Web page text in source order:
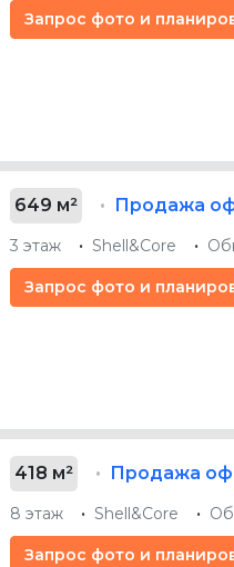
Запрос фото и
649 м² Продажа
3 этаж Shell&Core
Запрос фото и
418 м² Продажа
8 этаж Shell&Core
Запрос фото и